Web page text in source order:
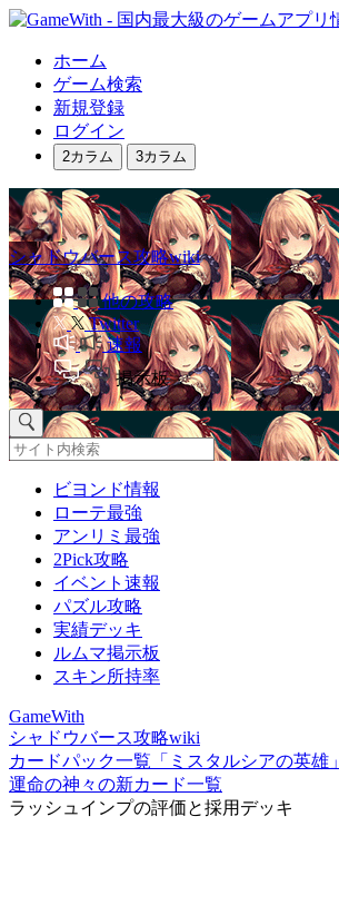
ホーム
ゲーム検索
新規登録
ログイン
2カラム 3カラム
シャドウバース攻略wiki
他の攻略
Twitter
速報
掲示板
ビヨンド情報
ローテ最強
アンリミ最強
2Pick攻略
イベント速報
パズル攻略
実績デッキ
ルムマ掲示板
スキン所持率
GameWith
シャドウバース攻略wiki
カードパック一覧「ミスタルシアの英雄」
運命の神々の新カード一覧
ラッシュインプの評価と採用デッキ